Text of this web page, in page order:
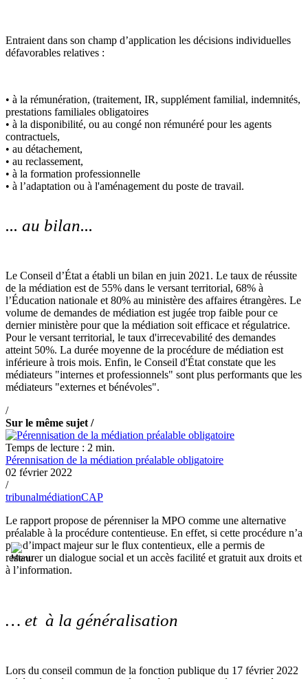
Entraient dans son champ d’application les décisions individuelles
défavorables relatives :
• à la rémunération, (traitement, IR, supplément familial, indemnités,
prestations familiales obligatoires
• à la disponibilité, ou au congé non rémunéré pour les agents
contractuels,
• au détachement,
• au reclassement,
• à la formation professionnelle
• à l’adaptation ou à l'aménagement du poste de travail.
... au bilan...
Le Conseil d’État a établi un bilan en juin 2021. Le taux de réussite
de la médiation est de 55% dans le versant territorial, 68% à
l’Éducation nationale et 80% au ministère des affaires étrangères. Le
volume de demandes de médiation est jugée trop faible pour ce
dernier ministère pour que la médiation soit efficace et régulatrice.
Pour le versant territorial, le taux d'irrecevabilité des demandes
atteint 50%. La durée moyenne de la procédure de médiation est
inférieure à trois mois. Enfin, le Conseil d'État constate que les
médiateurs "internes et professionnels" sont plus performants que les
médiateurs "externes et bénévoles".
/
Sur le même sujet /
Temps de lecture : 2 min.
Pérennisation de la médiation préalable obligatoire
02 février 2022
/
tribunalmédiationCAP
Le rapport propose de pérenniser la MPO comme une alternative
préalable à la procédure contentieuse. En effet, si cette procédure n’a
pas d’impact majeur sur le flux contentieux, elle a permis de
restaurer un dialogue social et un accès facilité et gratuit aux droits et
à l’information.
… et à la généralisation
Lors du conseil commun de la fonction publique du 17 février 2022